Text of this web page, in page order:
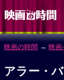
映画の時間 → 映画
アラー・